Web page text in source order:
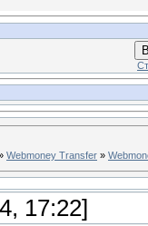
Webmoney Transfer »
17:22]